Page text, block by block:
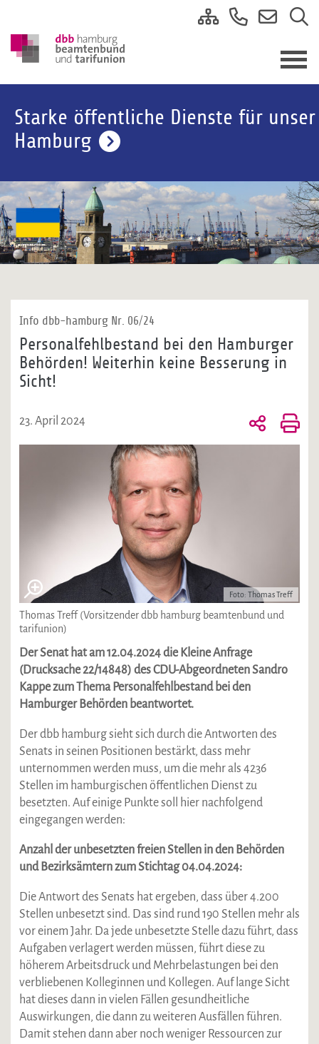
Starke öffentliche Dienste für unser
Hamburg
Info dbb-hamburg Nr. 06/24
Personalfehlbestand bei den Hamburger
Behörden! Weiterhin keine Besserung in
Sicht!
23. April 2024
Foto: Thomas Treff
Thomas Treff (Vorsitzender dbb hamburg beamtenbund und
tarifunion)
Der Senat hat am 12.04.2024 die Kleine Anfrage
(Drucksache 22/14848) des CDU-Abgeordneten Sandro
Kappe zum Thema Personalfehlbestand bei den
Hamburger Behörden beantwortet.
Der dbb hamburg sieht sich durch die Antworten des
Senats in seinen Positionen bestärkt, dass mehr
unternommen werden muss, um die mehr als 4236
Stellen im hamburgischen öffentlichen Dienst zu
besetzten. Auf einige Punkte soll hier nachfolgend
eingegangen werden:
Anzahl der unbesetzten freien Stellen in den Behörden
und Bezirksämtern zum Stichtag 04.04.2024:
Die Antwort des Senats hat ergeben, dass über 4.200
Stellen unbesetzt sind. Das sind rund 190 Stellen mehr als
vor einem Jahr. Da jede unbesetzte Stelle dazu führt, dass
Aufgaben verlagert werden müssen, führt diese zu
höherem Arbeitsdruck und Mehrbelastungen bei den
verbliebenen Kolleginnen und Kollegen. Auf lange Sicht
hat dieses dann in vielen Fällen gesundheitliche
Auswirkungen, die dann zu weiteren Ausfällen führen.
Damit stehen dann aber noch weniger Ressourcen zur